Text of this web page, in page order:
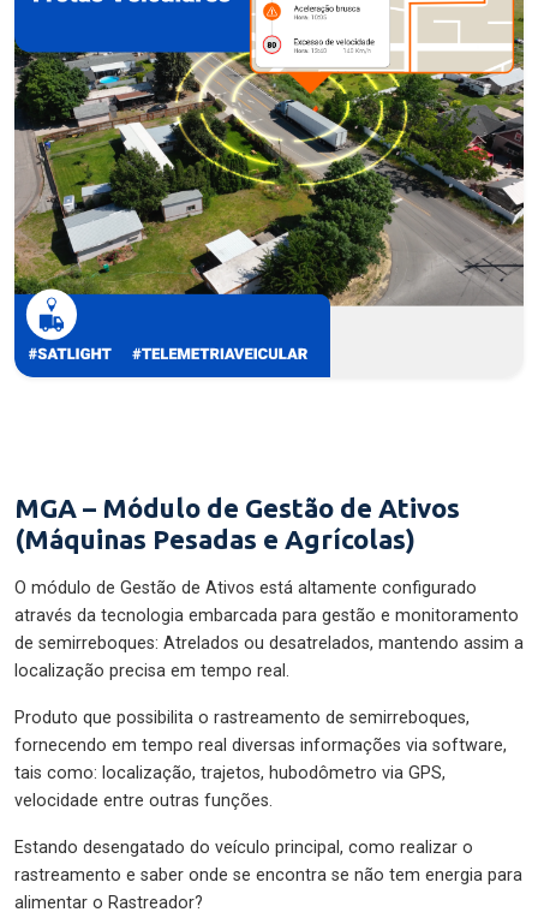
MGA – Módulo de Gestão de Ativos
(Máquinas Pesadas e Agrícolas)
O módulo de Gestão de Ativos está altamente configurado
através da tecnologia embarcada para gestão e monitoramento
de semirreboques: Atrelados ou desatrelados, mantendo assim a
localização precisa em tempo real.
Produto que possibilita o rastreamento de semirreboques,
fornecendo em tempo real diversas informações via software,
tais como: localização, trajetos, hubodômetro via GPS,
velocidade entre outras funções.
Estando desengatado do veículo principal, como realizar o
rastreamento e saber onde se encontra se não tem energia para
alimentar o Rastreador?